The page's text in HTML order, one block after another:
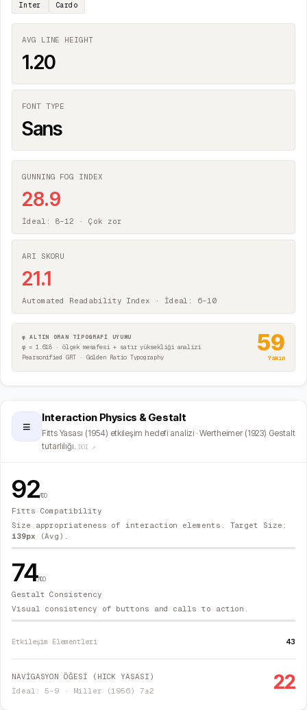
Inter
Cardo
AVG LINE HEIGHT
1.20
FONT TYPE
Sans
GUNNING FOG INDEX
28.9
İdeal: 8–12 · Çok zor
ARI SKORU
21.1
Automated Readability Index · İdeal: 6–10
φ ALTIN ORAN TİPOGRAFİ UYUMU
φ = 1.618 · ölçek mesafesi + satır yüksekliği analizi
Pearsonified GRT · Golden Ratio Typography
59
Yakın
≡
Interaction Physics & Gestalt
Fitts Yasası (1954) etkileşim hedefi analizi · Wertheimer (1923) Gestalt
tutarlılığı. DOI ↗
92/100
Fitts Compatibility
Size appropriateness of interaction elements. Target Size:
139px (Avg).
74/100
Gestalt Consistency
Visual consistency of buttons and calls to action.
Etkileşim Elementleri 43
NAVİGASYON ÖĞESİ (HICK YASASI)
İdeal: 5–9 · Miller (1956) 7±2
22